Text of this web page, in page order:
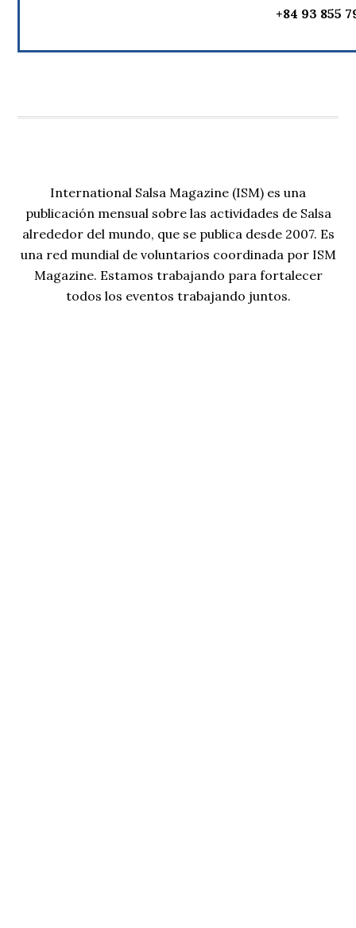
+84 93 855
International Salsa Magazine (ISM) es una
publicación mensual sobre las actividades de Salsa
alrededor del mundo, que se publica desde 2007. Es
una red mundial de voluntarios coordinada por ISM
Magazine. Estamos trabajando para fortalecer
todos los eventos trabajando juntos.